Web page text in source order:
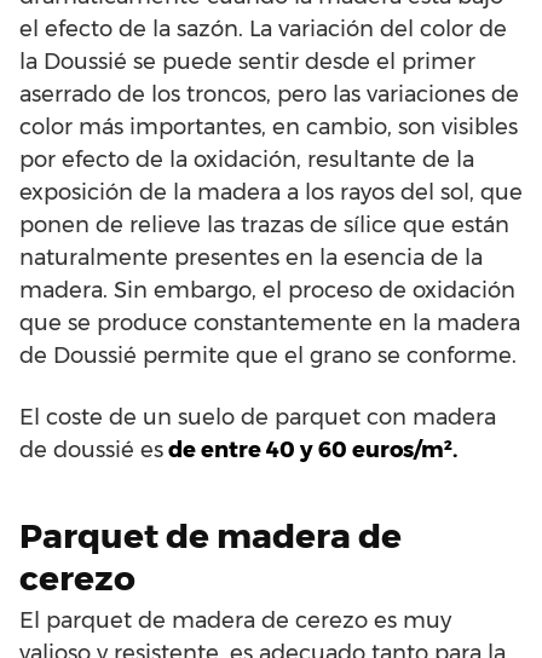
el efecto de la sazón. La variación del color de
la Doussié se puede sentir desde el primer
aserrado de los troncos, pero las variaciones de
color más importantes, en cambio, son visibles
por efecto de la oxidación, resultante de la
exposición de la madera a los rayos del sol, que
ponen de relieve las trazas de sílice que están
naturalmente presentes en la esencia de la
madera. Sin embargo, el proceso de oxidación
que se produce constantemente en la madera
de Doussié permite que el grano se conforme.
El coste de un suelo de parquet con madera
de doussié esde entre 40 y 60 euros/m².
Parquet de madera de
cerezo
El parquet de madera de cerezo es muy
valioso y resistente, es adecuado tanto para la